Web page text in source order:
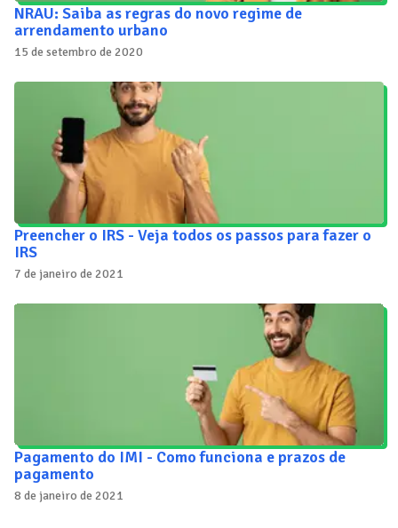
NRAU: Saiba as regras do novo regime de
arrendamento urbano
15 de setembro de 2020
Preencher o IRS - Veja todos os passos para fazer o
IRS
7 de janeiro de 2021
Pagamento do IMI - Como funciona e prazos de
pagamento
8 de janeiro de 2021